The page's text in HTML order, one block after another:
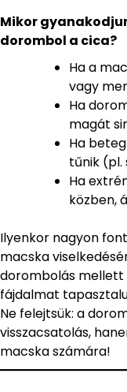
Mikor
dorombol a cica?
Ha a
vagy
Ha
magát
Ha
tűnik (pl.
Ha
közben,
Ilyenkor nagyon
macska
dorombolás mellett
fájdalmat
Ne felejtsük: a
visszacsatolás,
macska számára!